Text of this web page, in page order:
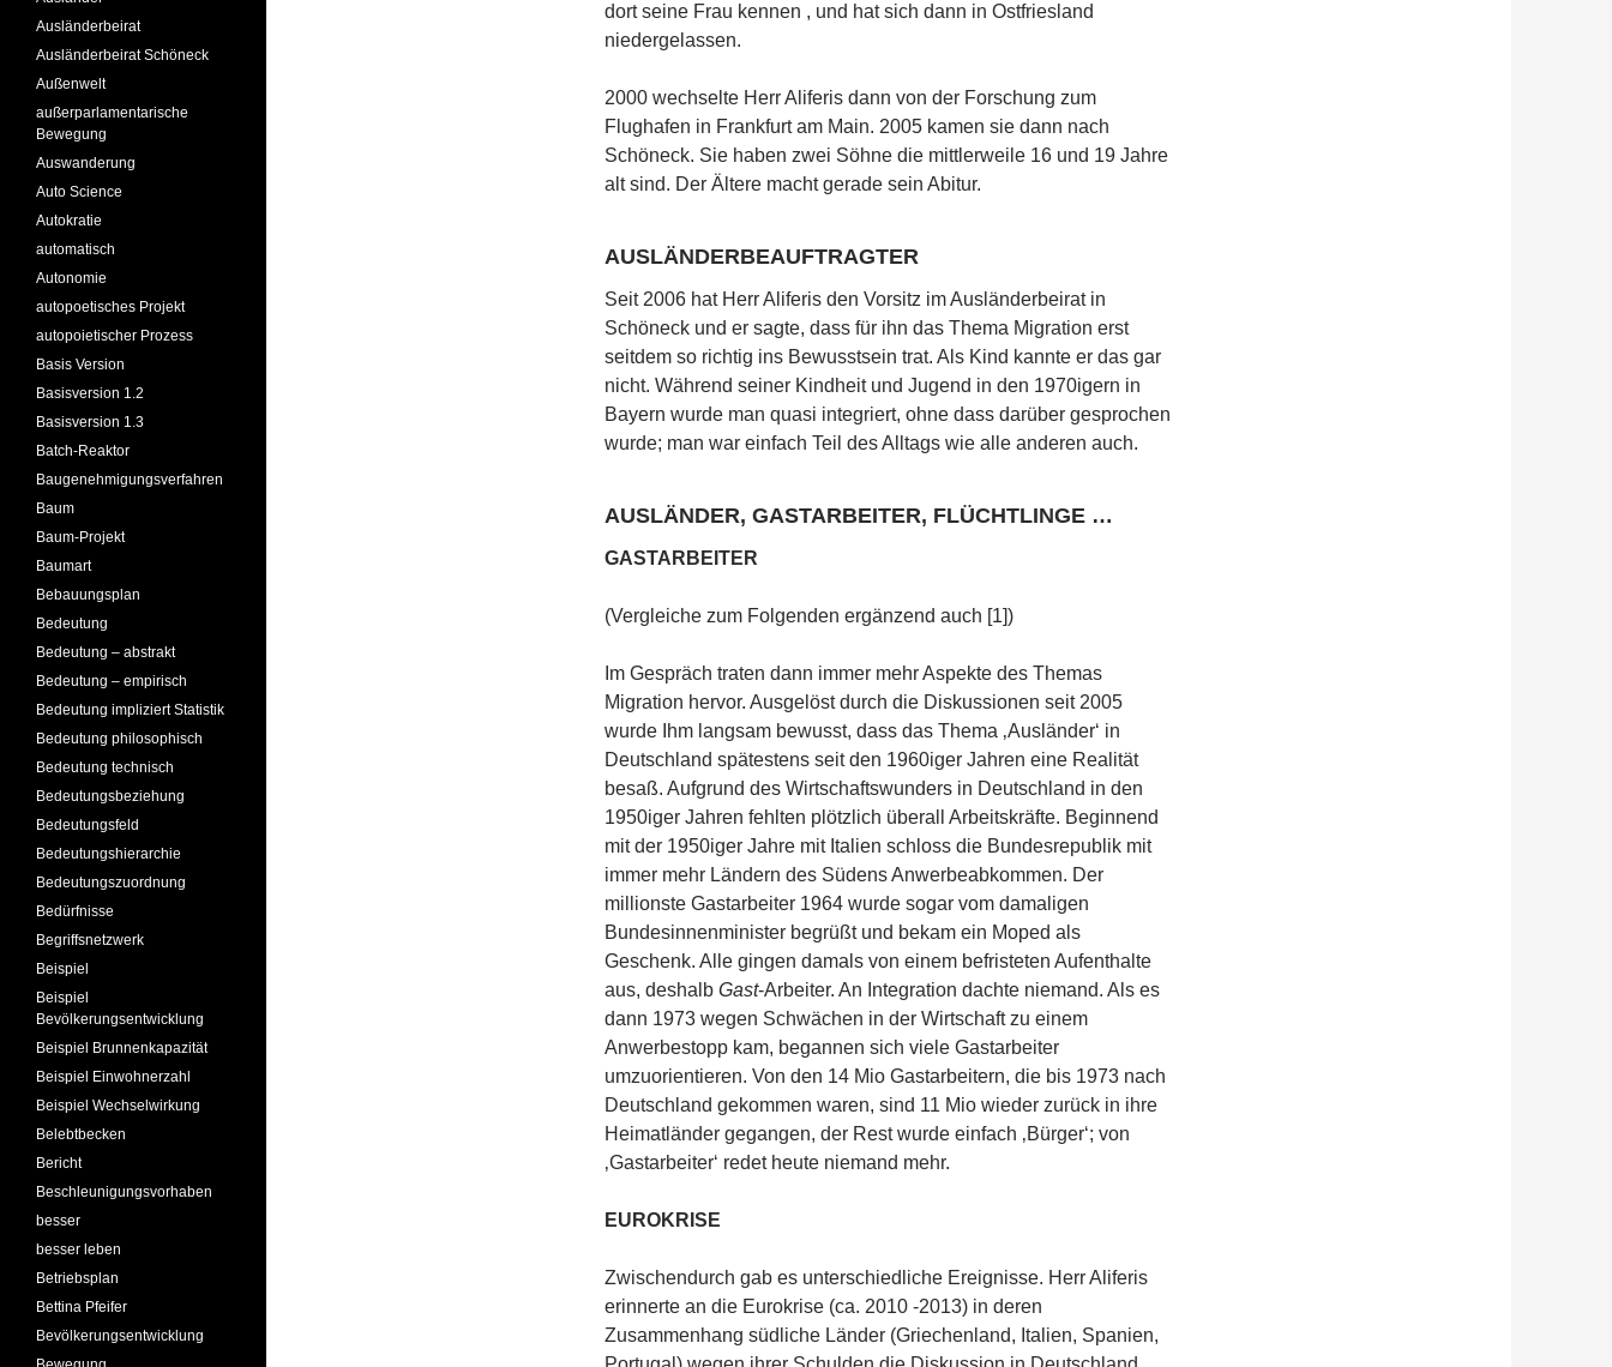
dort seine Frau kennen , und hat sich dann in Ostfriesland
niedergelassen.
2000 wechselte Herr Aliferis dann von der Forschung zum
Flughafen in Frankfurt am Main. 2005 kamen sie dann nach
Schöneck. Sie haben zwei Söhne die mittlerweile 16 und 19 Jahre
alt sind. Der Ältere macht gerade sein Abitur.
AUSLÄNDERBEAUFTRAGTER
Seit 2006 hat Herr Aliferis den Vorsitz im Ausländerbeirat in
Schöneck und er sagte, dass für ihn das Thema Migration erst
seitdem so richtig ins Bewusstsein trat. Als Kind kannte er das gar
nicht. Während seiner Kindheit und Jugend in den 1970igern in
Bayern wurde man quasi integriert, ohne dass darüber gesprochen
wurde; man war einfach Teil des Alltags wie alle anderen auch.
AUSLÄNDER, GASTARBEITER, FLÜCHTLINGE …
GASTARBEITER
(Vergleiche zum Folgenden ergänzend auch [1])
Im Gespräch traten dann immer mehr Aspekte des Themas
Migration hervor. Ausgelöst durch die Diskussionen seit 2005
wurde Ihm langsam bewusst, dass das Thema ‚Ausländer‘ in
Deutschland spätestens seit den 1960iger Jahren eine Realität
besaß. Aufgrund des Wirtschaftswunders in Deutschland in den
1950iger Jahren fehlten plötzlich überall Arbeitskräfte. Beginnend
mit der 1950iger Jahre mit Italien schloss die Bundesrepublik mit
immer mehr Ländern des Südens Anwerbeabkommen. Der
millionste Gastarbeiter 1964 wurde sogar vom damaligen
Bundesinnenminister begrüßt und bekam ein Moped als
Geschenk. Alle gingen damals von einem befristeten Aufenthalte
aus, deshalb Gast-Arbeiter. An Integration dachte niemand. Als es
dann 1973 wegen Schwächen in der Wirtschaft zu einem
Anwerbestopp kam, begannen sich viele Gastarbeiter
umzuorientieren. Von den 14 Mio Gastarbeitern, die bis 1973 nach
Deutschland gekommen waren, sind 11 Mio wieder zurück in ihre
Heimatländer gegangen, der Rest wurde einfach ‚Bürger‘; von
‚Gastarbeiter‘ redet heute niemand mehr.
EUROKRISE
Zwischendurch gab es unterschiedliche Ereignisse. Herr Aliferis
erinnerte an die Eurokrise (ca. 2010 -2013) in deren
Zusammenhang südliche Länder (Griechenland, Italien, Spanien,
Ausländerbeirat
Ausländerbeirat Schöneck
Außenwelt
außerparlamentarische
Bewegung
Auswanderung
Auto Science
Autokratie
automatisch
Autonomie
autopoetisches Projekt
autopoietischer Prozess
Basis Version
Basisversion 1.2
Basisversion 1.3
Batch-Reaktor
Baugenehmigungsverfahren
Baum
Baum-Projekt
Baumart
Bebauungsplan
Bedeutung
Bedeutung – abstrakt
Bedeutung – empirisch
Bedeutung impliziert Statistik
Bedeutung philosophisch
Bedeutung technisch
Bedeutungsbeziehung
Bedeutungsfeld
Bedeutungshierarchie
Bedeutungszuordnung
Bedürfnisse
Begriffsnetzwerk
Beispiel
Beispiel
Bevölkerungsentwicklung
Beispiel Brunnenkapazität
Beispiel Einwohnerzahl
Beispiel Wechselwirkung
Belebtbecken
Bericht
Beschleunigungsvorhaben
besser
besser leben
Betriebsplan
Bettina Pfeifer
Bevölkerungsentwicklung